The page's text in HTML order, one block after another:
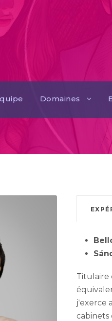
Domaines
Titulaire
j'exerce
cabinets